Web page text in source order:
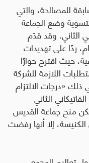
للمصالحة، والتي
وضع الجماعة
الثاني. وقد قدّم
ردًا على تهديدات
حيث اقترح حوارًا
اللازمة للشركة
ذلك «درجات الالتزام
الثاني
منح جماعة القديس
إلا أنها رفضت